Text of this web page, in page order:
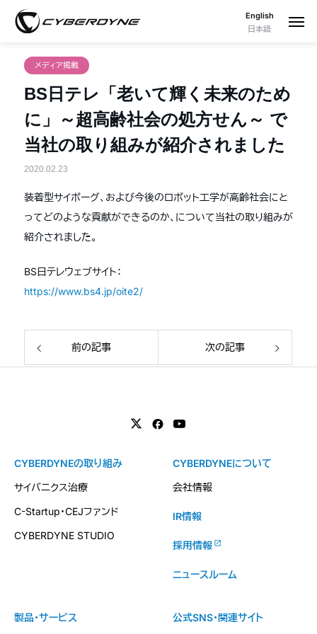
English
日本語
メディア掲載
BS日テレ「老いて輝く未来のため
に」～超高齢社会の処方せん～ で
当社の取り組みが紹介されました
2020.02.23
装着型サイボーグ、および今後のロボット工学が高齢社会にと
ってどのような貢献ができるのか、について当社の取り組みが
紹介されました。
BS日テレウェブサイト：
https://www.bs4.jp/oite2/
前の記事 次の記事
製品・サービス
CYBERDYNEの取り組み
サイバニクス治療
C-Startup・CEJファンド
CYBERDYNE STUDIO
CYBERDYNEについて
会社情報
IR情報
採用情報
ニュースルーム
公式SNS・関連サイト